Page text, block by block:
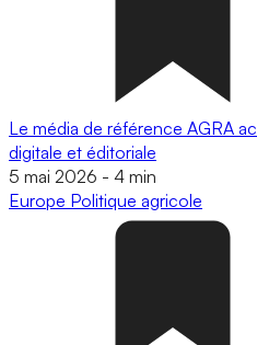
Le média de référence AGRA
digitale et éditoriale
5 mai 2026 - 4 min
Europe Politique agricole